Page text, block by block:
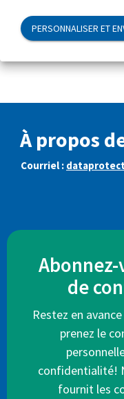
PERSONNALISER ET
À propos
Courriel :
de
Restez en
prenez le
confidentialité!
fournit les